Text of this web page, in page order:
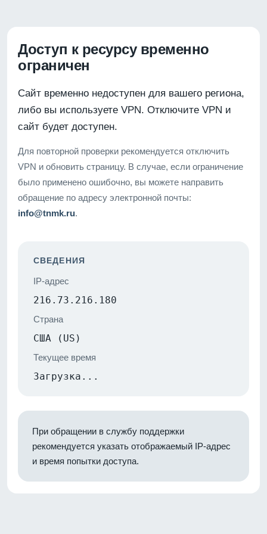
Доступ к ресурсу временно
ограничен
Сайт временно недоступен для вашего региона,
либо вы используете VPN. Отключите VPN и
сайт будет доступен.
Для повторной проверки рекомендуется отключить
VPN и обновить страницу. В случае, если ограничение
было применено ошибочно, вы можете направить
обращение по адресу электронной почты:
info@tnmk.ru.
СВЕДЕНИЯ
IP-адрес
216.73.216.180
Страна
США (US)
Текущее время
Загрузка...
При обращении в службу поддержки
рекомендуется указать отображаемый IP-адрес
и время попытки доступа.